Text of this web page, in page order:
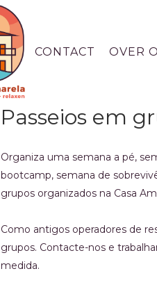
CONTACT OVER
Passeios em
Organiza uma semana a pé,
bootcamp, semana de
grupos organizados na Casa
Como antigos operadores de
grupos. Contacte-nos e
medida.